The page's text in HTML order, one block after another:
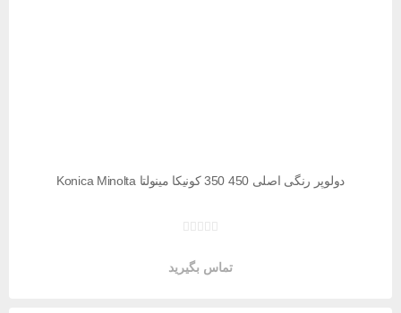
دولوپر رنگی اصلی 450 350 کونیکا مینولتا Konica Minolta
تماس بگیرید